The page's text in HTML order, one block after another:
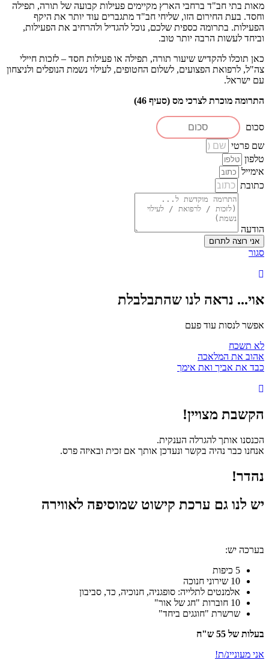
מאות בתי חב"ד ברחבי הארץ מקיימים פעילות קבועה של תורה, תפילה
וחסד. בעת החירום הזו, שליחי חב"ד מתגברים עוד יותר את היקף
הפעילות. בתרומה כספית שלכם, נוכל להגדיל ולהרחיב את הפעילות,
וביחד לעשות הרבה יותר טוב.
כאן תוכלו להקדיש שיעור תורה, תפילה או פעילות חסד – לזכות חיילי
צה"ל, לרפואת הפצועים, לשלום החטופים, לעילוי נשמת הנופלים ולניצחון
עם ישראל.
התרומה מוכרת לצרכי מס (סעיף 46)
סכום
שם פרטי
טלפון
אימייל
כתובת
הודעה
אני רוצה לתרום
סגור
אוי... נראה לנו שהתבלבלת
אפשר לנסות עוד פעם
לא תשכח
אהוב את המלאכה
כבד את אביך ואת אימך
הקשבת מצויין!
הכנסנו אותך להגרלה הענקית.
אנחנו כבר נהיה בקשר ונעדכן אותך אם זכית ובאיזה פרס.
נהדר!
יש לנו גם ערכת קישוט שמוסיפה לאווירה
בערכה יש:
5 כיפות
10 שירוני חנוכה
אלמנטים לתלייה: סופגניה, חנוכיה, כד, סביבון
10 חוברות "חג של אור"
שרשרת "חוגגים ביחד"
בעלות של 55 ש"ח
אני מעוניינ/ת!